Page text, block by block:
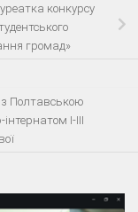
конкурсу
громад»
з Полтавською
І-ІІІ